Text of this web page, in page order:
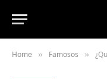
Home » Famosos »